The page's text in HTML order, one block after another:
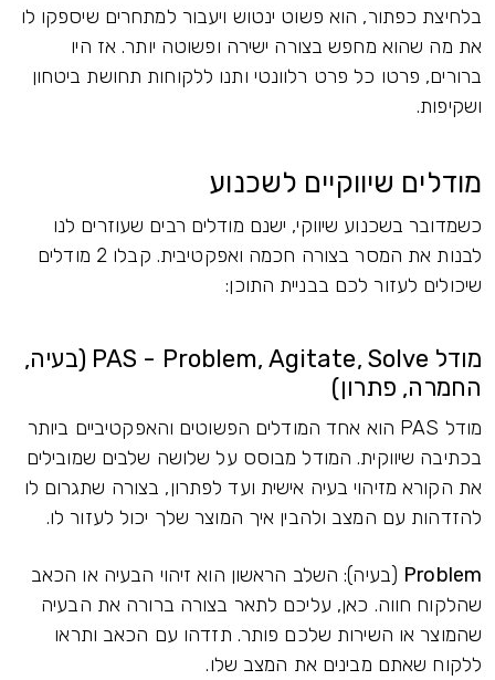
בלחיצת כפתור, הוא פשוט ינטוש ויעבור למתחרים שיספקו לו
את מה שהוא מחפש בצורה ישירה ופשוטה יותר. אז היו
ברורים, פרטו כל פרט רלוונטי ותנו ללקוחות תחושת ביטחון
ושקיפות.
מודלים שיווקיים לשכנוע
כשמדובר בשכנוע שיווקי, ישנם מודלים רבים שעוזרים לנו
לבנות את המסר בצורה חכמה ואפקטיבית. קבלו 2 מודלים
שיכולים לעזור לכם בבניית התוכן:
מודל PAS - Problem, Agitate, Solve (בעיה,
החמרה, פתרון)
מודל PAS הוא אחד המודלים הפשוטים והאפקטיביים ביותר
בכתיבה שיווקית. המודל מבוסס על שלושה שלבים שמובילים
את הקורא מזיהוי בעיה אישית ועד לפתרון, בצורה שתגרום לו
להזדהות עם המצב ולהבין איך המוצר שלך יכול לעזור לו.
Problem (בעיה): השלב הראשון הוא זיהוי הבעיה או הכאב
שהלקוח חווה. כאן, עליכם לתאר בצורה ברורה את הבעיה
שהמוצר או השירות שלכם פותר. תזדהו עם הכאב ותראו
ללקוח שאתם מבינים את המצב שלו.